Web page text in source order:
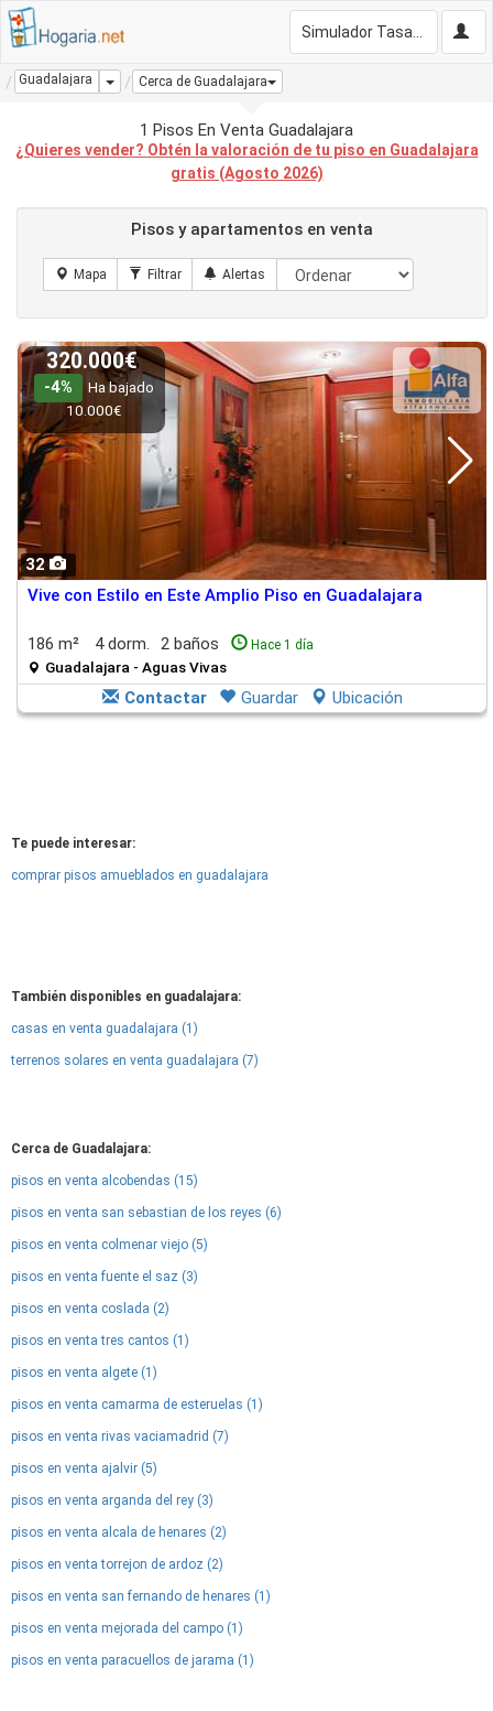
Guadalajara Dropdown
Cerca de Guadalajara
1 Pisos En Venta Guadalajara
¿Quieres vender? Obtén la valoración de tu piso en Guadalajara
gratis (Agosto 2026)
Pisos y apartamentos en venta
32
320.000€
-4%
Ha bajado
10.000€
Vive con Estilo en Este Amplio Piso en Guadalajara
186 m² 4 dorm. 2 baños Hace 1 día
Guadalajara - Aguas Vivas
Contactar Guardar Ubicación
Te puede interesar:
comprar pisos amueblados en guadalajara
También disponibles en guadalajara:
casas en venta guadalajara (1)
terrenos solares en venta guadalajara (7)
Cerca de Guadalajara:
pisos en venta alcobendas (15)
pisos en venta san sebastian de los reyes (6)
pisos en venta colmenar viejo (5)
pisos en venta fuente el saz (3)
pisos en venta coslada (2)
pisos en venta tres cantos (1)
pisos en venta algete (1)
pisos en venta camarma de esteruelas (1)
pisos en venta rivas vaciamadrid (7)
pisos en venta ajalvir (5)
pisos en venta arganda del rey (3)
pisos en venta alcala de henares (2)
pisos en venta torrejon de ardoz (2)
pisos en venta san fernando de henares (1)
pisos en venta mejorada del campo (1)
pisos en venta paracuellos de jarama (1)